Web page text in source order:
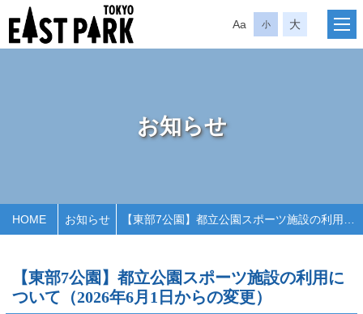
Aa 小 大
お知らせ
HOME お知らせ
【東部7公園】都立公園スポーツ施設の利用に
ついて（2026年6月1日からの変更）